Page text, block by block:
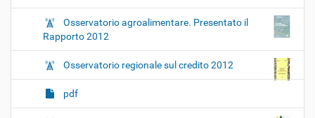
Osservatorio agroalimentare. Presentato il
Rapporto 2012
Osservatorio regionale sul credito 2012
pdf